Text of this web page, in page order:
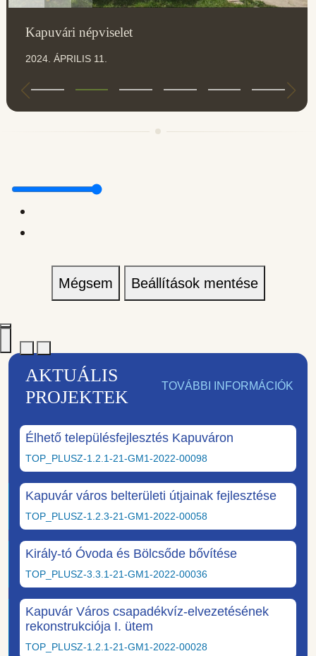
Kapuvári népviselet
2024. ÁPRILIS 11.
Mégsem Beállítások mentése
AKTUÁLIS
PROJEKTEK
TOVÁBBI INFORMÁCIÓK
Élhető településfejlesztés Kapuváron
TOP_PLUSZ-1.2.1-21-GM1-2022-00098
Kapuvár város belterületi útjainak fejlesztése
TOP_PLUSZ-1.2.3-21-GM1-2022-00058
Király-tó Óvoda és Bölcsőde bővítése
TOP_PLUSZ-3.3.1-21-GM1-2022-00036
Kapuvár Város csapadékvíz-elvezetésének
rekonstrukciója I. ütem
TOP_PLUSZ-1.2.1-21-GM1-2022-00028